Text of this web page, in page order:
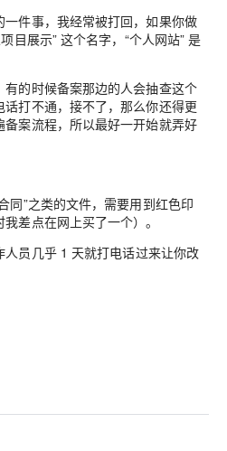
件事，我经常被打回，如果你做
目展示” 这个名字，“个人网站” 是
的时候备案那边的人会抽查这个
打不通，接不了，那么你还得更
案流程，所以最好一开始就弄好
同”之类的文件，需要用到红色印
差点在网上买了一个）。
员几乎 1 天就打电话过来让你改